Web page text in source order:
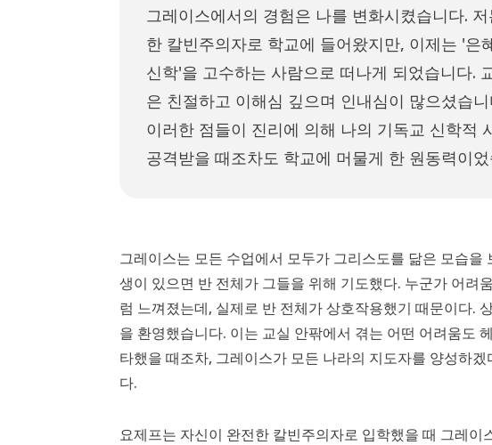
그레이스에서의 경험은 나를 변화시켰습니다.
한 칼빈주의자로 학교에 들어왔지만, 이제는 '은
신학'을 고수하는 사람으로 떠나게 되었습니다.
은 친절하고 이해심 깊으며 인내심이 많으셨습니
이러한 점들이 진리에 의해 나의 기독교 신학적
공격받을 때조차도 학교에 머물게 한 원동력이
그레이스는 모든 수업에서 모두가 그리스도를 닮은 모습
생이 있으면 반 전체가 그들을 위해 기도했다. 누군가 어려
럼 느껴졌는데, 실제로 반 전체가 상호작용했기 때문이다.
을 환영했습니다. 이는 교실 안팎에서 겪는 어떤 어려움도
타했을 때조차, 그레이스가 모든 나라의 지도자를 양성하
다.
요제프는 자신이 완전한 칼빈주의자로 입학했을 때 그레